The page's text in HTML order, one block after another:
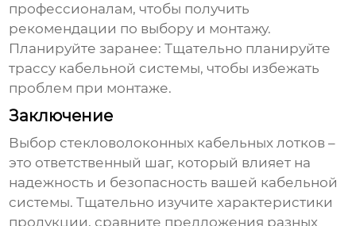
профессионалам, чтобы получить
рекомендации по выбору и монтажу.
Планируйте заранее: Тщательно планируйте
трассу кабельной системы, чтобы избежать
проблем при монтаже.
Заключение
Выбор стекловолоконных кабельных лотков –
это ответственный шаг, который влияет на
надежность и безопасность вашей кабельной
системы. Тщательно изучите характеристики
продукции, сравните предложения разных